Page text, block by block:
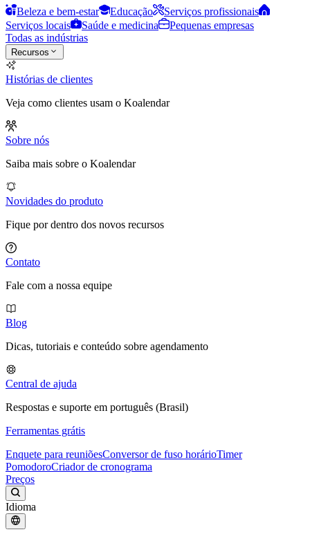
Beleza e bem-estar Educação
Serviços profissionais
Serviços locais
Saúde e medicina
Pequenas empresas
Todas as indústrias
Recursos
Histórias de clientes
Veja como clientes usam o Koalendar
Sobre nós
Saiba mais sobre o Koalendar
Novidades do produto
Fique por dentro dos novos recursos
Contato
Fale com a nossa equipe
Blog
Dicas, tutoriais e conteúdo sobre agendamento
Central de ajuda
Respostas e suporte em português (Brasil)
Ferramentas grátis
Enquete para reuniõesConversor de fuso horárioTimer
PomodoroCriador de cronograma
Preços
Idioma